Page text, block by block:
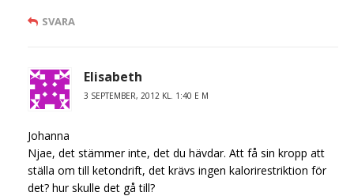
SVARA
Elisabeth
3 SEPTEMBER, 2012 KL. 1:40 E M
Johanna
Njae, det stämmer inte, det du hävdar. Att få sin kropp att
ställa om till ketondrift, det krävs ingen kalorirestriktion för
det? hur skulle det gå till?